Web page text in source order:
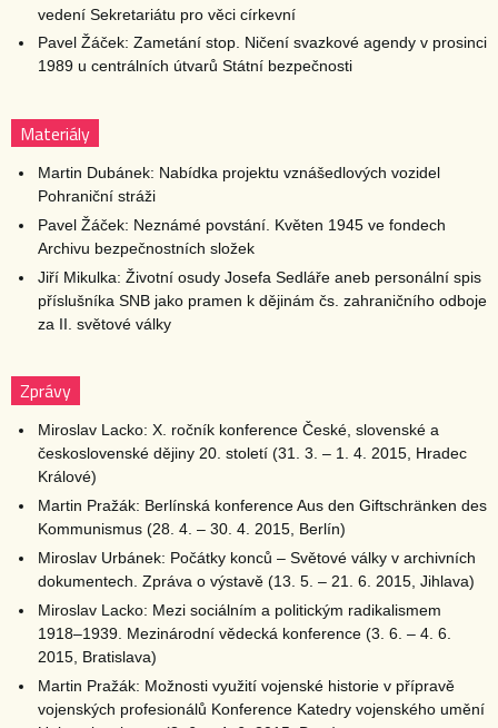
vedení Sekretariátu pro věci církevní
Pavel Žáček: Zametání stop. Ničení svazkové agendy v prosinci
1989 u centrálních útvarů Státní bezpečnosti
Materiály
Martin Dubánek: Nabídka projektu vznášedlových vozidel
Pohraniční stráži
Pavel Žáček: Neznámé povstání. Květen 1945 ve fondech
Archivu bezpečnostních složek
Jiří Mikulka: Životní osudy Josefa Sedláře aneb personální spis
příslušníka SNB jako pramen k dějinám čs. zahraničního odboje
za II. světové války
Zprávy
Miroslav Lacko: X. ročník konference České, slovenské a
československé dějiny 20. století (31. 3. – 1. 4. 2015, Hradec
Králové)
Martin Pražák: Berlínská konference Aus den Giftschränken des
Kommunismus (28. 4. – 30. 4. 2015, Berlín)
Miroslav Urbánek: Počátky konců – Světové války v archivních
dokumentech. Zpráva o výstavě (13. 5. – 21. 6. 2015, Jihlava)
Miroslav Lacko: Mezi sociálním a politickým radikalismem
1918–1939. Mezinárodní vědecká konference (3. 6. – 4. 6.
2015, Bratislava)
Martin Pražák: Možnosti využití vojenské historie v přípravě
vojenských profesionálů Konference Katedry vojenského umění